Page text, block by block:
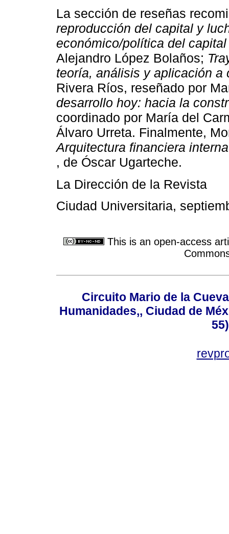
La sección de reseñas
reproducción del capital y
económico/política del capital
Alejandro López Bolaños;
teoría, análisis y aplicación a
Rivera Ríos, reseñado por
desarrollo hoy: hacia la
coordinado por María del
Álvaro Urreta. Finalmente,
Arquitectura financiera
, de Óscar Ugarteche.
La Dirección de la Revista
Ciudad Universitaria,
This is an open-access
Circuito Mario de la
Humanidades,, Ciudad de